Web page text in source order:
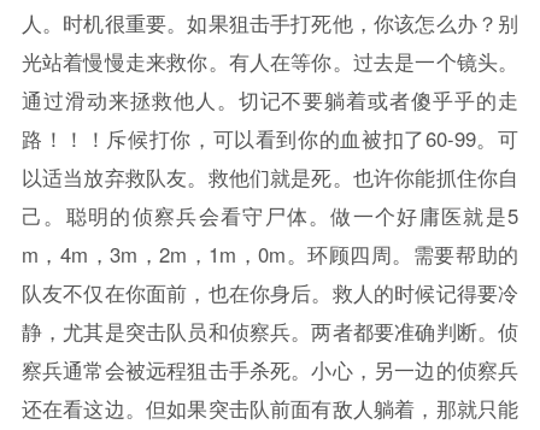
人。时机很重要。如果狙击手打死他，你该怎么办？别
光站着慢慢走来救你。有人在等你。过去是一个镜头。
通过滑动来拯救他人。切记不要躺着或者傻乎乎的走
路！！！斥候打你，可以看到你的血被扣了60-99。可
以适当放弃救队友。救他们就是死。也许你能抓住你自
己。聪明的侦察兵会看守尸体。做一个好庸医就是5
m，4m，3m，2m，1m，0m。环顾四周。需要帮助的
队友不仅在你面前，也在你身后。救人的时候记得要冷
静，尤其是突击队员和侦察兵。两者都要准确判断。侦
察兵通常会被远程狙击手杀死。小心，另一边的侦察兵
还在看这边。但如果突击队前面有敌人躺着，那就只能